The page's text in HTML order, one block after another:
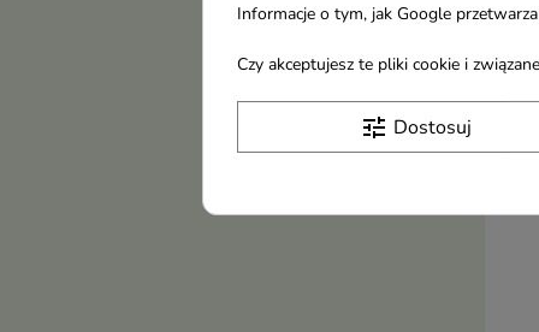
Informacje o tym, jak Google
Czy akceptujesz te pliki cookie i
tune Dostosuj